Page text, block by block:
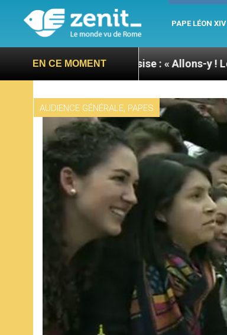
PAPE LÉON XIV
EN CE MOMENT
pape à Assise : « Allons-y ! Let’s go ! »
AUDIENCE GÉNÉRALE, PAPES